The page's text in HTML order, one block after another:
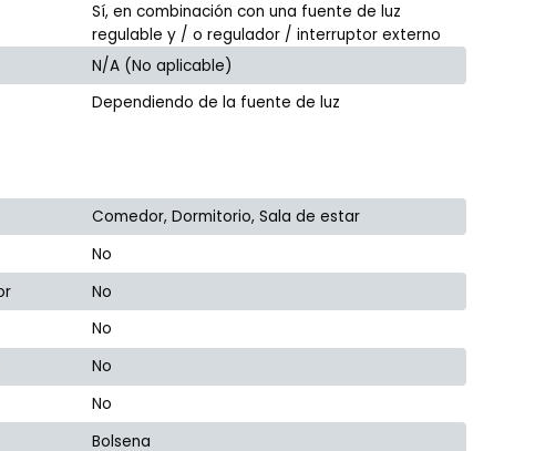
Sí, en combinación con una fuente de luz
regulable y / o regulador / interruptor externo
N/A (No aplicable)
Dependiendo de la fuente de luz
Comedor, Dormitorio, Sala de estar
No
No
No
No
No
Bolsena